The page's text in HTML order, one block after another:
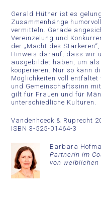
Gerald Hüther ist es
Zusammenhänge
vermitteln. Gerade
Vereinzelung und
der „Macht des
Hinweis darauf, dass wir
ausgebildet haben, um
kooperieren. Nur so kann
Möglichkeiten voll
und Gemeinschaftssinn
gilt für Frauen und für
unterschiedliche Kulturen.
Vandenhoeck & Ruprecht
ISBN 3-525-01464-3
Barbara
Partnerin im
von weiblichen